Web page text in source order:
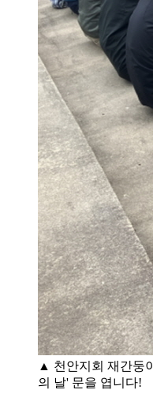
▲ 천안지회 재간둥
의 날' 문을 엽니다!